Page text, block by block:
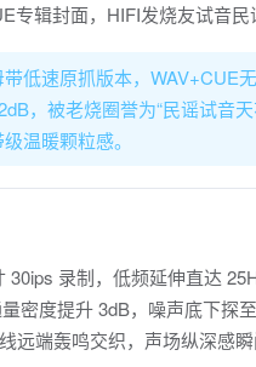
低速原抓版本，WAV+CUE
，被老烧圈誉为“民谣试音
温暖颗粒感。
30ips 录制，低频延伸直达
密度提升 3dB，噪声底下探
远端轰鸣交织，声场纵深感瞬